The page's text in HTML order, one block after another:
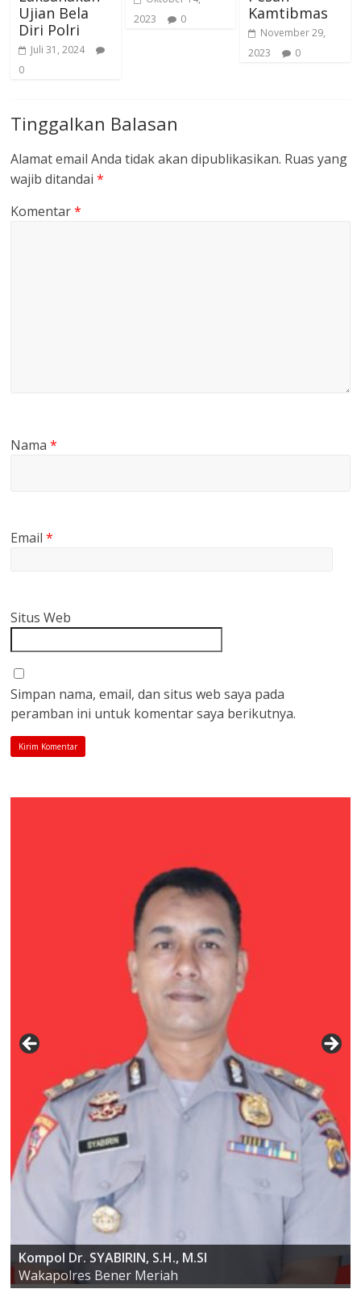
Ujian Bela
Diri Polri
Juli 31, 2024
0
2023
0
Kamtibmas
November 29,
2023
0
Tinggalkan Balasan
Alamat email Anda tidak akan dipublikasikan. Ruas yang
wajib ditandai*
Komentar*
Nama*
Email*
Situs Web
Simpan nama, email, dan situs web saya pada
peramban ini untuk komentar saya berikutnya.
AKBP ARIS CAI DWI SUSANTO S.I.K., M.I.K
Kapolres Bener Meriah
Kompol Dr. SYABIRIN, S.H., M.SI
Wakapolres Bener Meriah